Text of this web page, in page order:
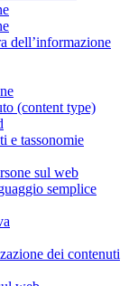
dell’informazione
(content type)
e tassonomie
sul web
semplice
dei contenuti